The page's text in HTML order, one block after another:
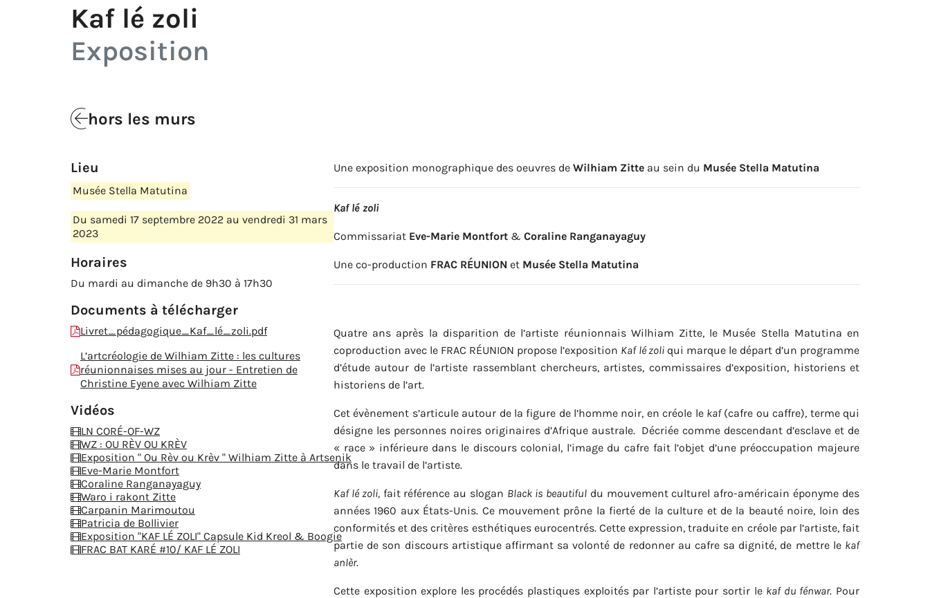
Kaf lé zoli
Exposition
hors les murs
Lieu
Musée Stella Matutina
Du samedi 17 septembre 2022 au vendredi 31 mars
2023
Horaires
Du mardi au dimanche de 9h30 à 17h30
Documents à télécharger
Livret_pédagogique_Kaf_lé_zoli.pdf
L’artcréologie de Wilhiam Zitte : les cultures
réunionnaises mises au jour - Entretien de
Christine Eyene avec Wilhiam Zitte
Vidéos
LN CORÉ-OF-WZ
WZ : OU RÈV OU KRÈV
Exposition " Ou Rèv ou Krèv " Wilhiam Zitte à Artsenik
Eve-Marie Montfort
Coraline Ranganayaguy
Waro i rakont Zitte
Carpanin Marimoutou
Patricia de Bollivier
Exposition "KAF LÉ ZOLI" Capsule Kid Kreol & Boogie
FRAC BAT KARÉ #10/ KAF LÉ ZOLI
Une exposition monographique des oeuvres de Wilhiam Zitte au sein du Musée Stella Matutina
Kaf lé zoli
Commissariat Eve-Marie Montfort & Coraline Ranganayaguy
Une co-production FRAC RÉUNION et Musée Stella Matutina
Quatre ans après la disparition de l’artiste réunionnais Wilhiam Zitte, le Musée Stella Matutina en
coproduction avec le FRAC RÉUNION propose l’exposition Kaf lé zoliqui marque le départ d’un programme
d’étude autour de l’artiste rassemblant chercheurs, artistes, commissaires d’exposition, historiens et
historiens de l’art.
Cet évènement s’articule autour de la figure de l’homme noir, en créole le kaf(cafre ou caffre), terme qui
désigne les personnes noires originaires d’Afrique australe. Décriée comme descendant d’esclave et de
« race » inférieure dans le discours colonial, l’image du cafre fait l’objet d’une préoccupation majeure
dans le travail de l’artiste.
Kaf lé zoli,fait référence au slogan Black is beautifuldu mouvement culturel afro-américain éponyme des
années 1960 aux États-Unis. Ce mouvement prône la fierté de la culture et de la beauté noire, loin des
conformités et des critères esthétiques eurocentrés. Cette expression, traduite en créole par l’artiste, fait
partie de son discours artistique affirmant sa volonté de redonner au cafre sa dignité, de mettre le kaf
anlèr.
Cette exposition explore les procédés plastiques exploités par l’artiste pour sortir le kaf du fénwar. Pour